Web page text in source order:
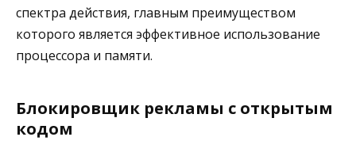
спектра действия, главным преимуществом
которого является эффективное использование
процессора и памяти.
Блокировщик рекламы с открытым
кодом